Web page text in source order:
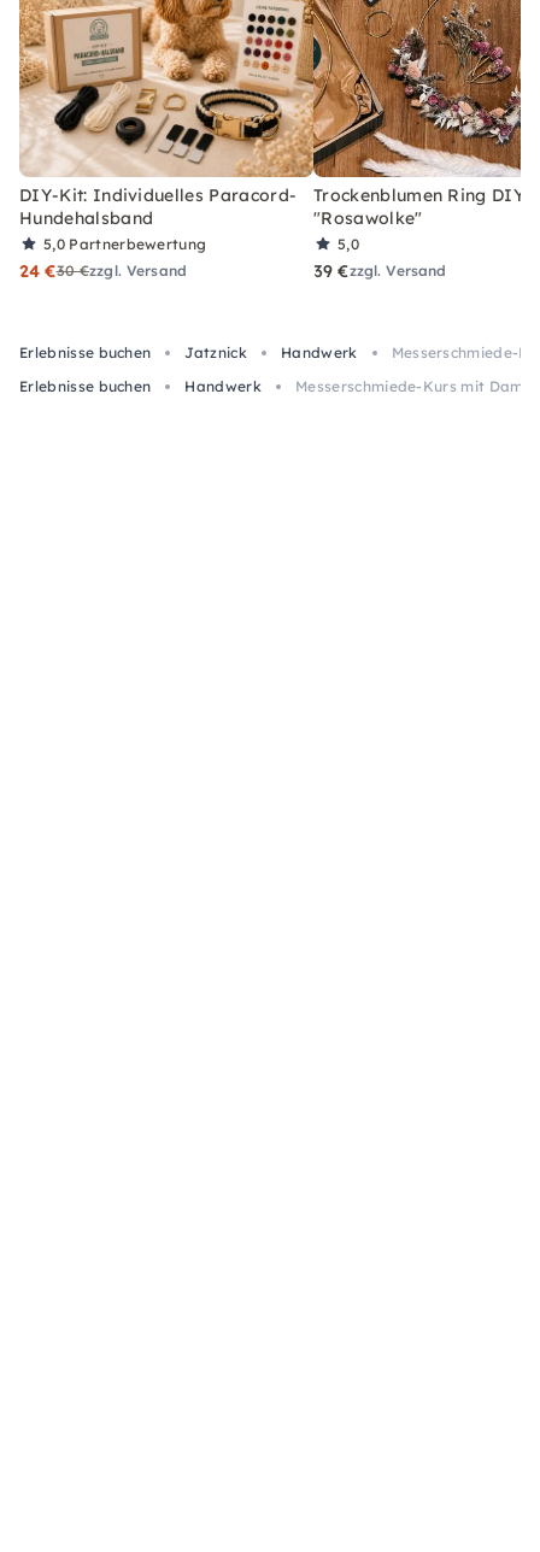
DIY-Kit: Individuelles Paracord-
Hundehalsband
5,0 Partnerbewertung
24 €30 €zzgl. Versand
Trockenblumen Ring DIY-
"Rosawolke"
5,0
39 €zzgl. Versand
Erlebnisse buchen Jatznick Handwerk
Messerschmiede-
Erlebnisse buchen
Handwerk Messerschmiede-Kurs mit